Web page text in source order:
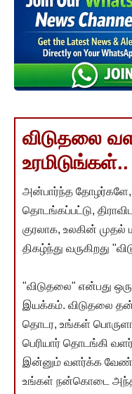
விடுதலை
உரமிடுங்கள்..
அன்பார்ந்த தோழர்களே,
தொடங்கப்பட்டு,
குரலாக, உலகின் முதல்
திகழ்ந்து வருகிறது
"விடுதலை" என்பது
இயக்கம். விடுதலை
தொடர, உங்கள்
பெரியார் தொடங்கி
இன்னும் வளர்க்க
உங்கள் நன்கொடை அந்த